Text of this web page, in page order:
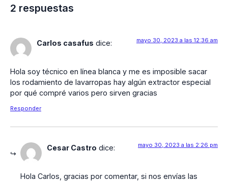
2 respuestas
Carlos casafus dice: mayo 30, 2023 a las 12:36 am
Hola soy técnico en línea blanca y me es imposible sacar
los rodamiento de lavarropas hay algún extractor especial
por qué compré varios pero sirven gracias
Responder
Cesar Castro dice: mayo 30, 2023 a las 2:26 pm
Hola Carlos, gracias por comentar, si nos envías las